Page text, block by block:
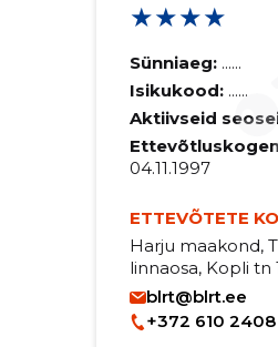
★★★★
Sünniaeg: ......
Isikukood: ......
Aktiivseid
04.11.1997
ETTEVÕTETE
Harju maakond,
linnaosa, Kopli tn
blrt@blrt.ee
+372 610 2408